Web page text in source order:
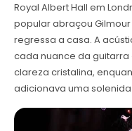
Royal Albert Hall em
popular abraçou
regressa a casa. A
cada nuance da guitarra
clareza cristalina,
adicionava uma